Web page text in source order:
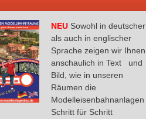
NEU Sowohl in deutscher
als auch in englischer
Sprache zeigen wir Ihnen
anschaulich in Text und
Bild, wie in unseren
Räumen die
Modelleisenbahnanlagen
Schritt für Schritt